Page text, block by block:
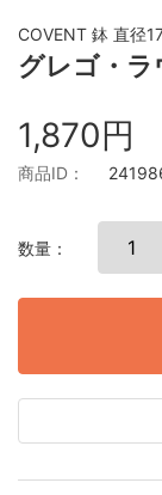
COVENT 鉢 直径
グレゴ・
1,870円
商品ID：
数量：